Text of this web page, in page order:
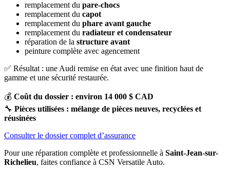
remplacement du pare-chocs
remplacement du capot
remplacement du phare avant gauche
remplacement du radiateur et condensateur
réparation de la structure avant
peinture complète avec agencement
✅ Résultat : une Audi remise en état avec une finition haut de
gamme et une sécurité restaurée.
💰 Coût du dossier : environ 14 000 $ CAD
🔧 Pièces utilisées : mélange de pièces neuves, recyclées et
réusinées
Consulter le dossier complet d’assurance
Pour une réparation complète et professionnelle à Saint-Jean-sur-
Richelieu, faites confiance à CSN Versatile Auto.